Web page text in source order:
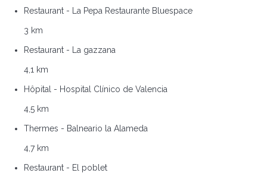
Restaurant - La Pepa Restaurante Bluespace
3 km
Restaurant - La gazzana
4,1 km
Hôpital - Hospital Clínico de Valencia
4,5 km
Thermes - Balneario la Alameda
4,7 km
Restaurant - El poblet